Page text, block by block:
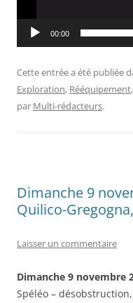
00:00
Cette entrée a été publiée
Exploration, Rééquipement,
par Multi-rédacteurs.
Dimanche 9
Quilico-
Laisser un commentaire
Dimanche 9 novembre
Spéléo –